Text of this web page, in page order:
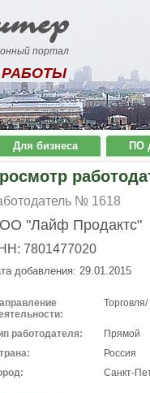
портал
РАБОТЫ
Для бизнеса ПО
№ 1618
"Лайф Продактс"
7801477020
добавления: 29.01.2015
работодателя:
Прямой
Россия
Санкт-